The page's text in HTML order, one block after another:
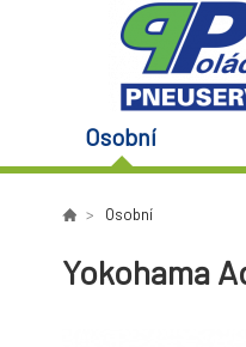
Osobní
Osobní
Yokohama